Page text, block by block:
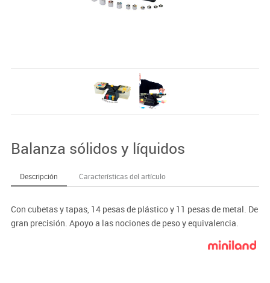
Balanza sólidos y líquidos
Descripción Características del artículo
Con cubetas y tapas, 14 pesas de plástico y 11 pesas de metal. De
gran precisión. Apoyo a las nociones de peso y equivalencia.